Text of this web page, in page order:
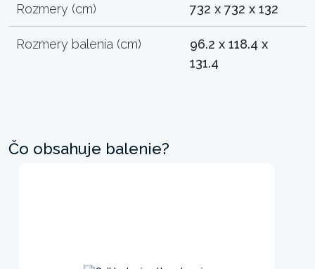
Rozmery (cm) 732 x 732 x 132
Rozmery balenia (cm)
96.2 x 118.4 x
131.4
Čo obsahuje balenie?